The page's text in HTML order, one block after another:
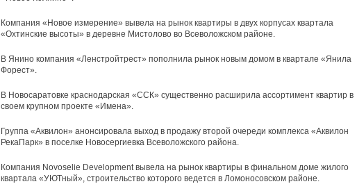
Компания «Новое измерение» вывела на рынок квартиры в двух корпусах квартала
«Охтинские высоты» в деревне Мистолово во Всеволожском районе.
В Янино компания «Ленстройтрест» пополнила рынок новым домом в квартале «Янила
Форест».
В Новосаратовке краснодарская «ССК» существенно расширила ассортимент квартир в
своем крупном проекте «Имена».
Группа «Аквилон» анонсировала выход в продажу второй очереди комплекса «Аквилон
РекаПарк» в поселке Новосергиевка Всеволожского района.
Компания Novoselie Development вывела на рынок квартиры в финальном доме жилого
квартала «УЮТный», строительство которого ведется в Ломоносовском районе.